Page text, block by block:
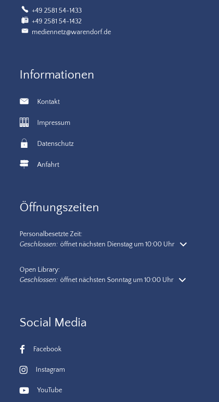
+49 2581 54-1433
+49 2581 54-1432
mediennetz@warendorf.de
Informationen
Kontakt
Impressum
Datenschutz
Anfahrt
Öffnungszeiten
Personalbesetzte Zeit:
Klicken, um weitere Öffnungs- oder Schließzeiten auszublenden
Geschlossen: öffnet nächsten Dienstag um 10:00 Uhr
Open Library:
Klicken, um weitere Öffnungs- oder Schließzeiten auszublenden
Geschlossen: öffnet nächsten Sonntag um 10:00 Uhr
Social Media
Facebook
Instagram
YouTube